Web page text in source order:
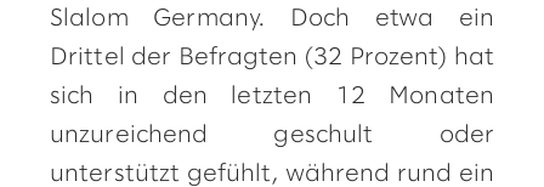
Slalom Germany. Doch etwa ein
Drittel der Befragten (32 Prozent) hat
sich in den letzten 12 Monaten
unzureichend geschult oder
unterstützt gefühlt, während rund ein